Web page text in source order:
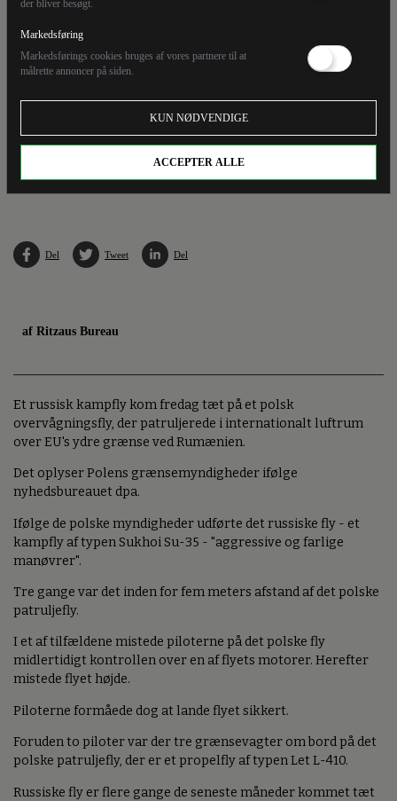
der bliver besøgt.
Markedsføring
Markedsførings cookies bruges af vores partnere til at
målrette annoncer på siden.
KUN NØDVENDIGE
ACCEPTER ALLE
Det var et russisk fly af typen Sukhoi Su-35, der fredag kom for tæt på et polsk
overvågningsfly ifølge de polske myndigheder. (Arkivfoto).
Del Tweet Del
af Ritzaus Bureau
Et russisk kampfly kom fredag tæt på et polsk
overvågningsfly, der patruljerede i internationalt luftrum
over EU's ydre grænse ved Rumænien.
Det oplyser Polens grænsemyndigheder ifølge
nyhedsbureauet dpa.
Ifølge de polske myndigheder udførte det russiske fly - et
kampfly af typen Sukhoi Su-35 - "aggressive og farlige
manøvrer".
Tre gange var det inden for fem meters afstand af det polske
patruljefly.
I et af tilfældene mistede piloterne på det polske fly
midlertidigt kontrollen over en af flyets motorer. Herefter
mistede flyet højde.
Piloterne formåede dog at lande flyet sikkert.
Foruden to piloter var der tre grænsevagter om bord på det
polske patruljefly, der er et propelfly af typen Let L-410.
Russiske fly er flere gange de seneste måneder kommet tæt